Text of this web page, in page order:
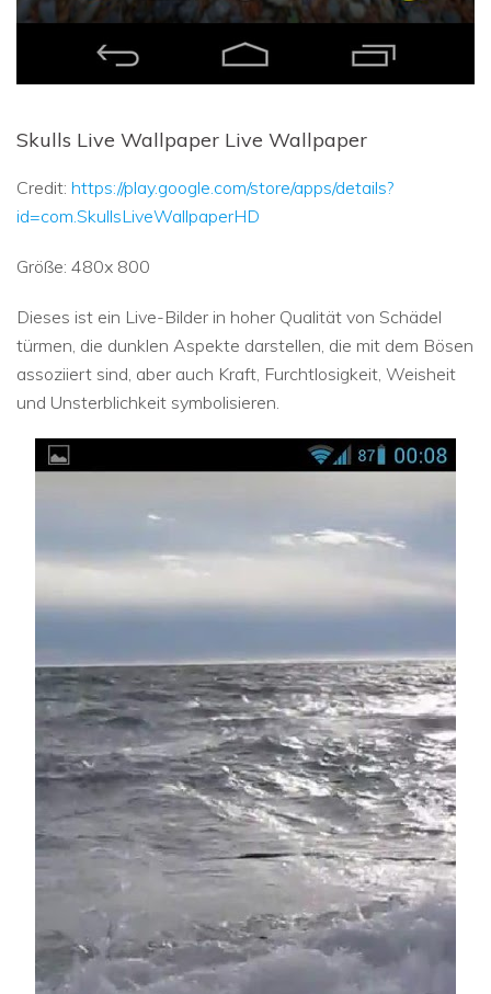
Skulls Live Wallpaper Live Wallpaper
Credit: https://play.google.com/store/apps/details?
id=com.SkullsLiveWallpaperHD
Größe: 480x 800
Dieses ist ein Live-Bilder in hoher Qualität von Schädel
türmen, die dunklen Aspekte darstellen, die mit dem Bösen
assoziiert sind, aber auch Kraft, Furchtlosigkeit, Weisheit
und Unsterblichkeit symbolisieren.